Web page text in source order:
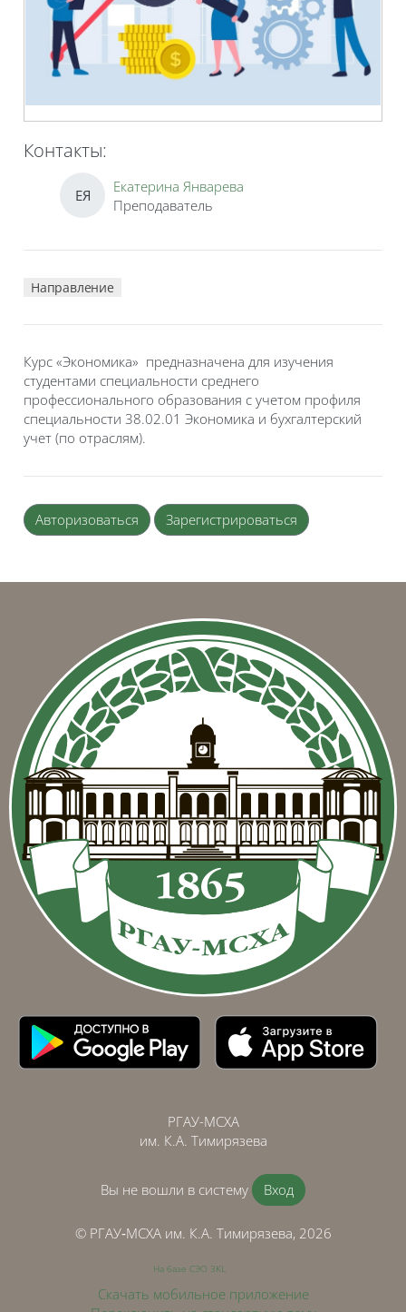
Контакты:
ЕЯ
Екатерина Январева
Преподаватель
Направление
Курс «Экономика» предназначена для изучения
студентами специальности среднего
профессионального образования с учетом профиля
специальности 38.02.01 Экономика и бухгалтерский
учет (по отраслям).
Авторизоваться Зарегистрироваться
РГАУ-МСХА
им. К.А. Тимирязева
Вы не вошли в систему Вход
© РГАУ‑МСХА им. К.А. Тимирязева, 2026
На базе СЭО 3KL
Скачать мобильное приложение